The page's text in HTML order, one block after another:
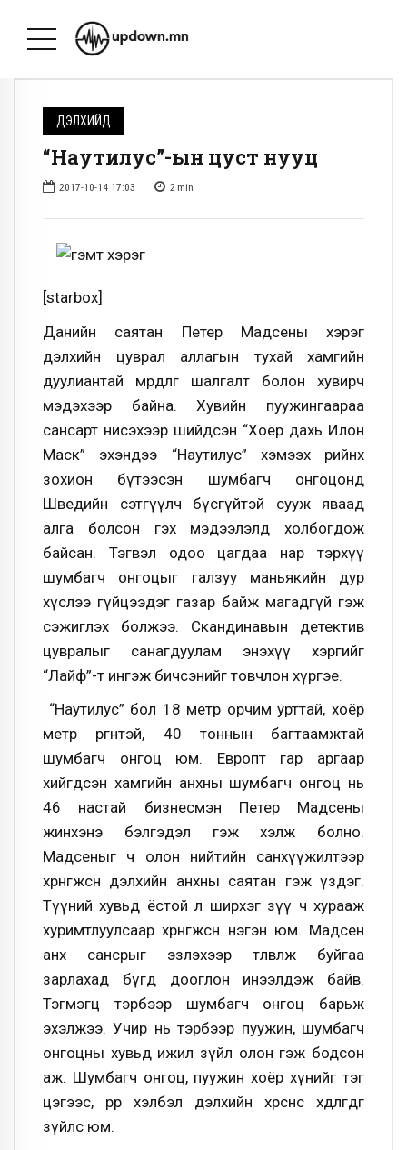
ДЭЛХИЙД
“Наутилус”-ын цуст нууц
2017-10-14 17:03 2 min
[starbox]
Данийн саятан Петер Мадсены хэрэг
дэлхийн цуврал аллагын тухай хамгийн
дуулиантай мөрдлөг шалгалт болон хувирч
мэдэхээр байна. Хувийн пуужингаараа
сансарт нисэхээр шийдсэн “Хоёр дахь Илон
Маск” эхэндээ “Наутилус” хэмээх өөрийнхөө
зохион бүтээсэн шумбагч онгоцонд
Шведийн сэтгүүлч бүсгүйтэй сууж яваад
алга болсон гэх мэдээлэлд холбогдож
байсан. Тэгвэл одоо цагдаа нар тэрхүү
шумбагч онгоцыг галзуу маньякийн дур
хүслээ гүйцээдэг газар байж магадгүй гэж
сэжиглэх болжээ. Скандинавын детектив
цувралыг санагдуулам энэхүү хэргийг
“Лайф”-т ингэж бичсэнийг товчлон хүргэе.
“Наутилус” бол 18 метр орчим урттай, хоёр
метр өргөнтэй, 40 тоннын багтаамжтай
шумбагч онгоц юм. Европт гар аргаар
хийгдсэн хамгийн анхны шумбагч онгоц нь
46 настай бизнесмэн Петер Мадсены
жинхэнэ бэлгэдэл гэж хэлж болно.
Мадсеныг ч олон нийтийн санхүүжилтээр
хөрөнгөжсөн дэлхийн анхны саятан гэж үздэг.
Түүний хувьд ёстой л ширхэг зүү ч хурааж
хуримтлуулсаар хөрөнгөжсөн нэгэн юм. Мадсен
анх сансрыг эзлэхээр төлөвлөж буйгаа
зарлахад бүгд дооглон инээлдэж байв.
Тэгмэгц тэрбээр шумбагч онгоц барьж
эхэлжээ. Учир нь тэрбээр пуужин, шумбагч
онгоцны хувьд ижил зүйл олон гэж бодсон
аж. Шумбагч онгоц, пуужин хоёр хүнийг тэг
цэгээс, өөрөөр хэлбэл дэлхийн хөрснөөс хөдөлгөдөг
зүйлс юм.